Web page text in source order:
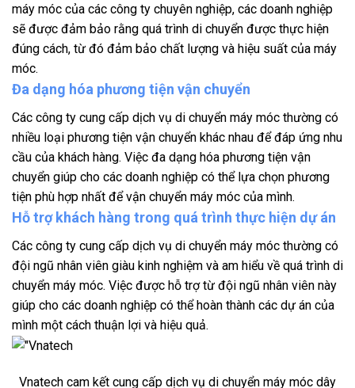
máy móc của các công ty chuyên nghiệp, các doanh nghiệp
sẽ được đảm bảo rằng quá trình di chuyển được thực hiện
đúng cách, từ đó đảm bảo chất lượng và hiệu suất của máy
móc.
Đa dạng hóa phương tiện vận chuyển
Các công ty cung cấp dịch vụ di chuyển máy móc thường có
nhiều loại phương tiện vận chuyển khác nhau để đáp ứng nhu
cầu của khách hàng. Việc đa dạng hóa phương tiện vận
chuyển giúp cho các doanh nghiệp có thể lựa chọn phương
tiện phù hợp nhất để vận chuyển máy móc của mình.
Hỗ trợ khách hàng trong quá trình thực hiện dự án
Các công ty cung cấp dịch vụ di chuyển máy móc thường có
đội ngũ nhân viên giàu kinh nghiệm và am hiểu về quá trình di
chuyển máy móc. Việc được hỗ trợ từ đội ngũ nhân viên này
giúp cho các doanh nghiệp có thể hoàn thành các dự án của
mình một cách thuận lợi và hiệu quả.
Vnatech cam kết cung cấp dịch vụ di chuyển máy móc dây